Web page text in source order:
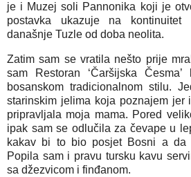
je i Muzej soli Pannonika koji je
postavka ukazuje na kontinuitet
današnje Tuzle od doba neolita.
Zatim sam se vratila nešto prije
sam Restoran ‘Čaršijska
bosanskom tradicionalnom stilu.
starinskim jelima koja poznajem jer
pripravljala moja mama. Pored
ipak sam se odlučila za čevape u
kakav bi to bio posjet Bosni a da
Popila sam i pravu tursku kavu
sa džezvicom i finđanom.